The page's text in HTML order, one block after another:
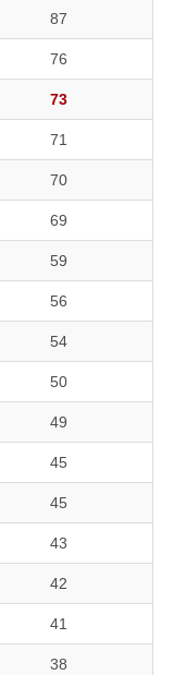
87
76
73
71
70
69
59
56
54
50
49
45
45
43
42
41
38